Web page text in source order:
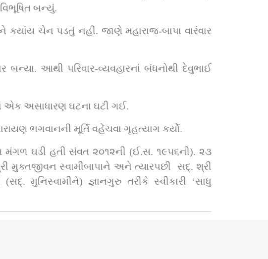
બન્યું.
ચેન પડતું નહીં. જાણે મહારાજ-બાપા વારંવાર
બન્યા. આથી પરિવાર-વ્યવહારનાં બંધનોથી દેવુભાઈ
એક અસાધારણ ઘટના ઘટી ગઈ.
ભગવાનની મૂર્તિ વહેંચવા ગૃહત્યાગ કર્યો.
આ મંગળ ઘડી હતી સંવત ૨૦૧૨ની (ઈ.સ. ૧૯૫૬ની). ૨૩